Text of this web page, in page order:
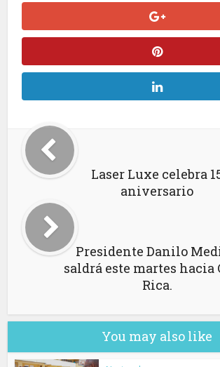
Laser Luxe celebra
aniversario
Presidente Danilo
saldrá este martes hacia
Rica.
You may also like